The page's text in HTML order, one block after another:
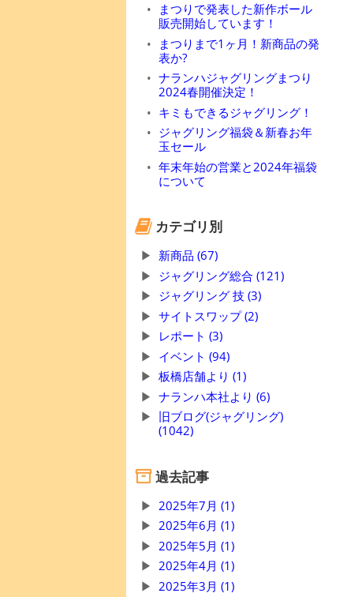
まつりで発表した新作ボール
販売開始しています！
まつりまで1ヶ月！新商品の発
表か?
ナランハジャグリングまつり
2024春開催決定！
キミもできるジャグリング！
ジャグリング福袋＆新春お年
玉セール
年末年始の営業と2024年福袋
について
カテゴリ別
新商品 (67)
ジャグリング総合 (121)
ジャグリング 技 (3)
サイトスワップ (2)
レポート (3)
イベント (94)
板橋店舗より (1)
ナランハ本社より (6)
旧ブログ(ジャグリング)
(1042)
過去記事
2025年7月 (1)
2025年6月 (1)
2025年5月 (1)
2025年4月 (1)
2025年3月 (1)